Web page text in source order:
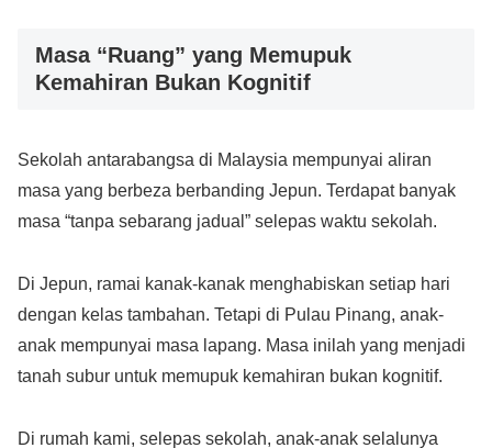
Masa “Ruang” yang Memupuk
Kemahiran Bukan Kognitif
Sekolah antarabangsa di Malaysia mempunyai aliran
masa yang berbeza berbanding Jepun. Terdapat banyak
masa “tanpa sebarang jadual” selepas waktu sekolah.
Di Jepun, ramai kanak-kanak menghabiskan setiap hari
dengan kelas tambahan. Tetapi di Pulau Pinang, anak-
anak mempunyai masa lapang. Masa inilah yang menjadi
tanah subur untuk memupuk kemahiran bukan kognitif.
Di rumah kami, selepas sekolah, anak-anak selalunya